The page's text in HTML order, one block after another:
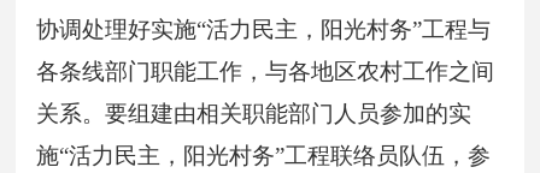
协调处理好实施“活力民主，阳光村务”工程与
各条线部门职能工作，与各地区农村工作之间
关系。要组建由相关职能部门人员参加的实
施“活力民主，阳光村务”工程联络员队伍，参